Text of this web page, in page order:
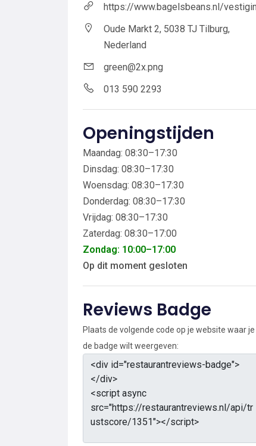
https://www.bagelsbeans.nl/
Oude Markt 2, 5038 TJ Tilburg,
Nederland
green@2x.png
013 590 2293
Openingstijden
Maandag: 08:30–17:30
Dinsdag: 08:30–17:30
Woensdag: 08:30–17:30
Donderdag: 08:30–17:30
Vrijdag: 08:30–17:30
Zaterdag: 08:30–17:00
Zondag: 10:00–17:00
Op dit moment gesloten
Reviews Badge
Plaats de volgende code op je website waar je
de badge wilt weergeven: